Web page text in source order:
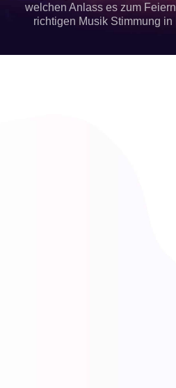
welchen Anlass es zum
richtigen Musik Stimmung